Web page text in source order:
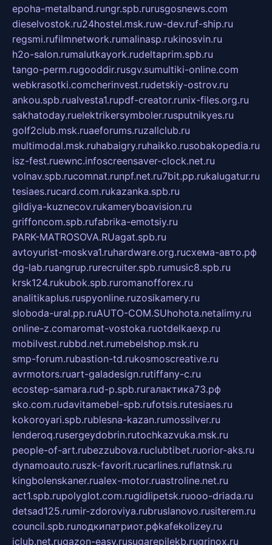
epoha-metalband.rungr.spb.rurusgosnews.com
dieselvostok.ru24hostel.msk.ruw-dev.ruf-ship.ru
regsmi.rufilmnetwork.rumalinasp.rukinosvin.ru
h2o-salon.rumalutkayork.rudeltaprim.spb.ru
tango-perm.rugooddir.rusgv.sumultiki-online.com
webkrasotki.comcherinvest.rudetskiy-ostrov.ru
ankou.spb.rualvesta1.rupdf-creator.runix-files.org.ru
sakhatoday.ruelektrikersymboler.rusputnikyes.ru
golf2club.msk.ruaeforums.ruzallclub.ru
multimodal.msk.ruhabaigry.ruhaikko.rusobakopedia.ru
isz-fest.ruewnc.infoscreensaver-clock.net.ru
volnav.spb.rucomnat.runpf.net.ru7bit.pp.rukalugatur.ru
tesiaes.rucard.com.rukazanka.spb.ru
gildiya-kuznecov.rukameryboavision.ru
griffoncom.spb.rufabrika-emotsiy.ru
PARK-MATROSOVA.RUagat.spb.ru
avtoyurist-moskva1.ruhardware.org.ruсхема-авто.рф
dg-lab.ruangrup.rurecruiter.spb.rumusic8.spb.ru
krsk124.rukubok.spb.ruromanofforex.ru
analitikaplus.ruspyonline.ruzosikamery.ru
sloboda-ural.pp.ruAUTO-COM.SUhohota.netalimy.ru
online-z.comaromat-vostoka.ruotdelkaexp.ru
mobilvest.rubbd.net.rumebelshop.msk.ru
smp-forum.rubastion-td.rukosmoscreative.ru
avrmotors.ruart-galadesign.rutiffany-c.ru
ecostep-samara.rud-p.spb.ruгалактика73.рф
sko.com.rudavitamebel-spb.rufotsis.rutesiaes.ru
kokoroyari.spb.rublesna-kazan.rumossilver.ru
lenderoq.rusergeydobrin.rutochkazvuka.msk.ru
people-of-art.rubezzubova.ruclubtibet.ruorior-aks.ru
dynamoauto.ruszk-favorit.rucarlines.ruflatnsk.ru
kingbolenskaner.rualex-motor.ruastroline.net.ru
act1.spb.rupolyglot.com.rugidlipetsk.ruooo-driada.ru
detsad125.rumir-zdoroviya.rubruslanovo.rusiterem.ru
council.spb.ruлодкипатриот.рфkafekolizey.ru
iclub.net.rugazon-easy.rusugarepilekb.rugrinox.ru